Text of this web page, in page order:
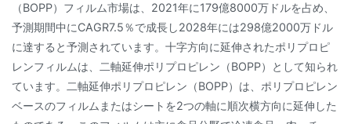
（BOPP）フィルム市場は、2021年に179億8000万ドルを占め、
予測期間中にCAGR7.5％で成長し2028年には298億2000万ドル
に達すると予測されています。十字方向に延伸されたポリプロピ
レンフィルムは、二軸延伸ポリプロピレン（BOPP）として知られ
ています。二軸延伸ポリプロピレン（BOPP）は、ポリプロピレン
ベースのフィルムまたはシートを2つの軸に順次横方向に延伸した